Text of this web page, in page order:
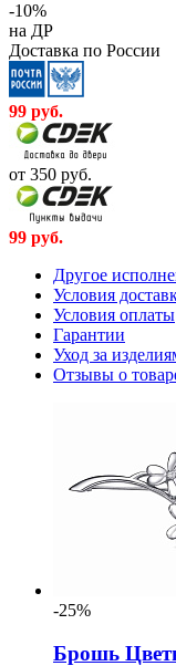
-10%
на ДР
Доставка по России
99 руб.
от 350 руб.
99 руб.
Другое
Условия
Условия оплаты
Гарантии
Уход за
Отзывы о
-25%
Брошь